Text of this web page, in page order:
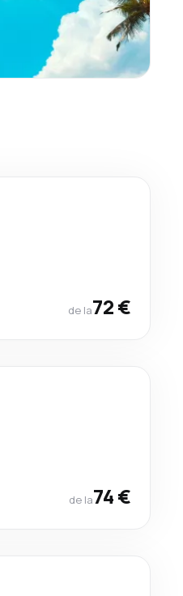
de la72 €
de la74 €